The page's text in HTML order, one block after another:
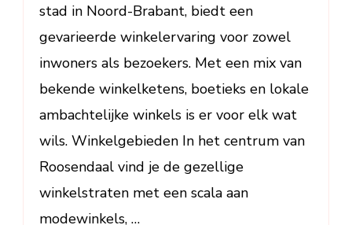
stad in Noord-Brabant, biedt een
gevarieerde winkelervaring voor zowel
inwoners als bezoekers. Met een mix van
bekende winkelketens, boetieks en lokale
ambachtelijke winkels is er voor elk wat
wils. Winkelgebieden In het centrum van
Roosendaal vind je de gezellige
winkelstraten met een scala aan
modewinkels, …